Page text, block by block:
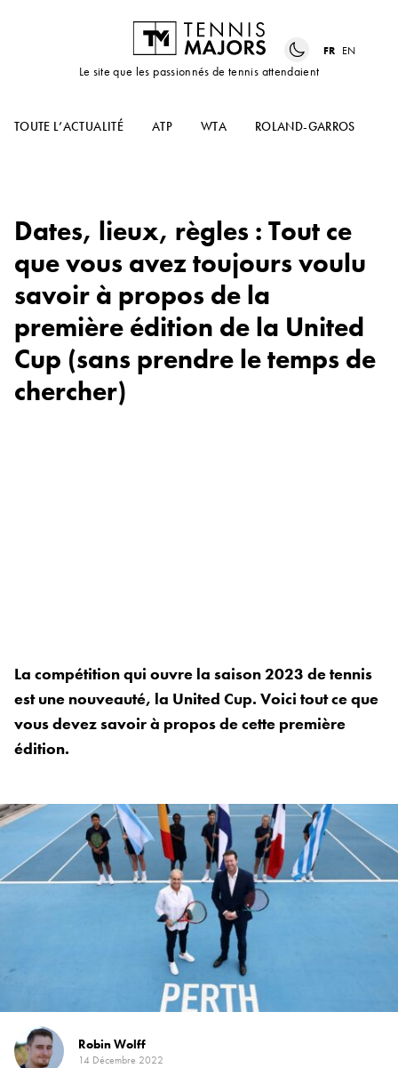
Le site que les passionnés de tennis attendaient
FR EN
TOUTE L’ACTUALITÉ ATP WTA ROLAND-GARROS
Dates, lieux, règles : Tout ce
que vous avez toujours voulu
savoir à propos de la
première édition de la United
Cup (sans prendre le temps de
chercher)
La compétition qui ouvre la saison 2023 de tennis
est une nouveauté, la United Cup. Voici tout ce que
vous devez savoir à propos de cette première
édition.
Robin Wolff
14 Décembre 2022